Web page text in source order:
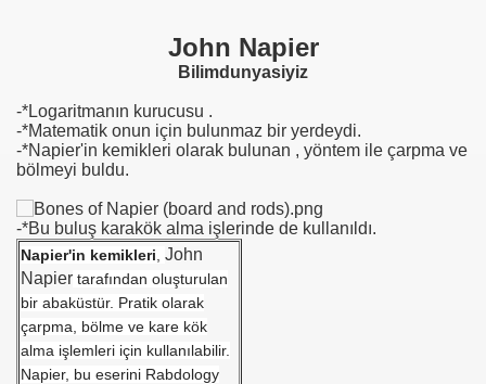
John Napier
Bilimdunyasiyiz
-*Logaritmanın kurucusu .
-*Matematik onun için bulunmaz bir yerdeydi.
-*Napier'in kemikleri olarak bulunan , yöntem ile çarpma ve
bölmeyi buldu.
-*Bu buluş karakök alma işlerinde de kullanıldı.
Napier'in kemikleri John
Napier tarafından oluşturulan
bir abaküstür. Pratik olarak
çarpma, bölme ve kare kök
alma işlemleri için kullanılabilir.
Napier, bu eserini Rabdology